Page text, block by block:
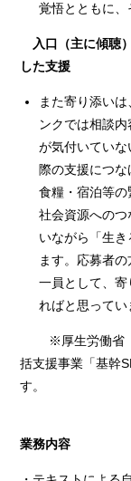
覚悟とともに、
入口（主に傾聴
した支援
また寄り添い
ンクでは相談
が気付いてい
際の支援につな
食糧・宿泊等
社会資源への
いながら「生
ます。応募者
一員として、
ればと思ってい
※厚生労働省「
括支援事業「基幹
す。
業務内容